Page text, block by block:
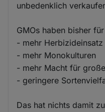
unbedenklich
GMOs haben bisher
- mehr Herbizideinsatz
- mehr Monokulturen
- mehr Macht für
- geringere
Das hat nichts damit